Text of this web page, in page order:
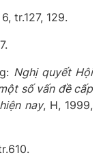
tr.127, 129.
Nghị quyết Hội
số vấn đề cấp
nay, H, 1999,